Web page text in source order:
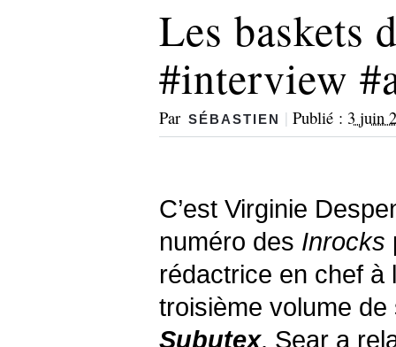
Les baskets
#interview
Par SÉBASTIEN | Publié : 3 juin
C’est Virginie
numéro des Inrocks
rédactrice en chef à
troisième volume
Subutex. Sear a